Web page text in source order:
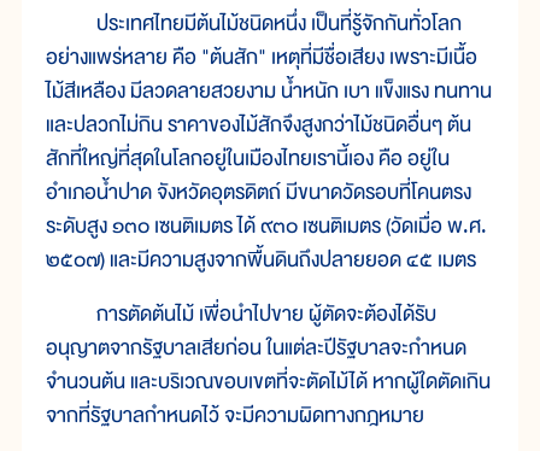
ประเทศไทยมีต้นไม้ชนิดหนึ่ง เป็นที่รู้จักกันทั่วโลก
อย่างแพร่หลาย คือ "ต้นสัก" เหตุที่มีชื่อเสียง เพราะมีเนื้อ
ไม้สีเหลือง มีลวดลายสวยงาม น้ำหนัก เบา แข็งแรง ทนทาน
และปลวกไม่กิน ราคาของไม้สักจึงสูงกว่าไม้ชนิดอื่นๆ ต้น
สักที่ใหญ่ที่สุดในโลกอยู่ในเมืองไทยเรานี้เอง คือ อยู่ใน
อำเภอน้ำปาด จังหวัดอุตรดิตถ์ มีขนาดวัดรอบที่โคนตรง
ระดับสูง ๑๓๐ เซนติเมตร ได้ ๙๓๐ เซนติเมตร (วัดเมื่อ พ.ศ.
๒๕๐๗) และมีความสูงจากพื้นดินถึงปลายยอด ๔๕ เมตร
การตัดต้นไม้ เพื่อนำไปขาย ผู้ตัดจะต้องได้รับ
อนุญาตจากรัฐบาลเสียก่อน ในแต่ละปีรัฐบาลจะกำหนด
จำนวนต้น และบริเวณขอบเขตที่จะตัดไม้ได้ หากผู้ใดตัดเกิน
จากที่รัฐบาลกำหนดไว้ จะมีความผิดทางกฎหมาย